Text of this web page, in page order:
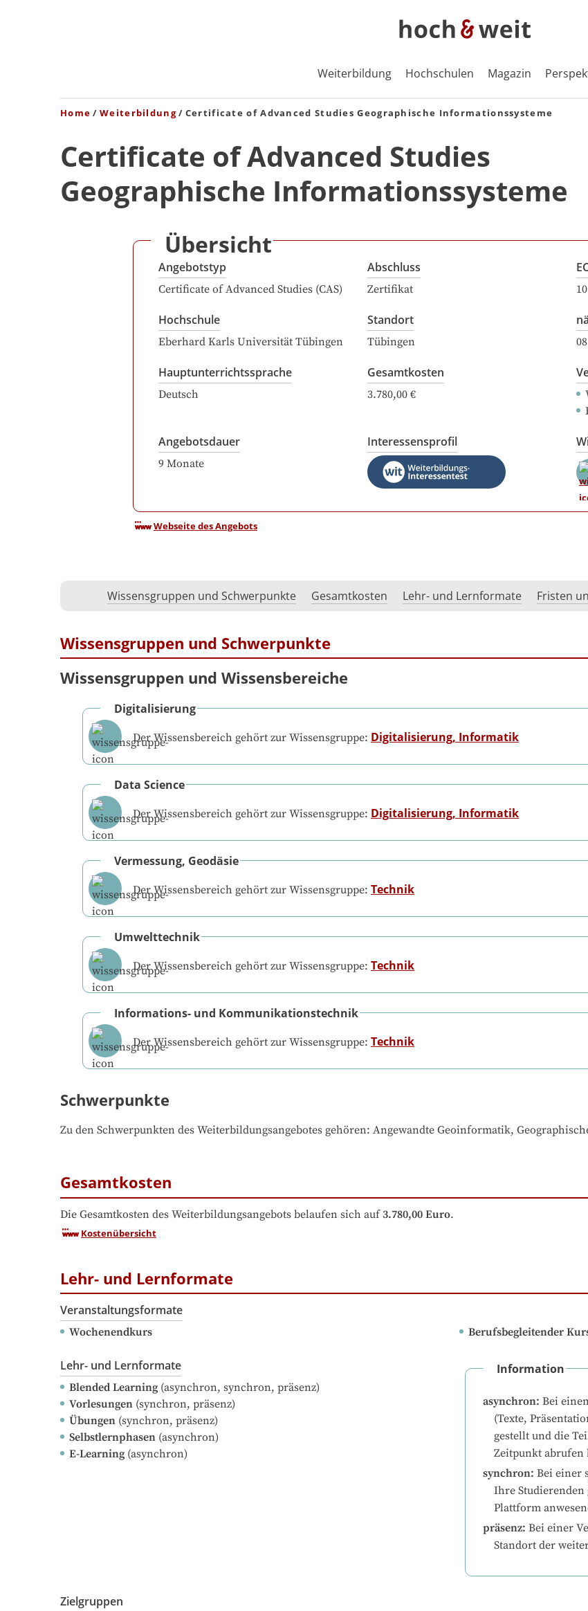
Weiterbildung Hochschulen Magazin
Home Weiterbildung Certificate of Advanced Studies Geographische Informationssysteme
Certificate of Advanced Studies
Geographische Informationssysteme
Übersicht
Angebotstyp
Certificate of Advanced Studies (CAS)
Abschluss
Zertifikat 10
Hochschule
Eberhard Karls Universität Tübingen
Standort
Tübingen
Hauptunterrichtssprache
Deutsch
Gesamtkosten
3.780,00 €
Angebotsdauer
9 Monate
Interessensprofil
Webseite des Angebots
Wissensgruppen und Schwerpunkte Gesamtkosten Lehr- und Lernformate Fristen
Wissensgruppen und Schwerpunkte
Wissensgruppen und Wissensbereiche
Digitalisierung
Der Wissensbereich gehört zur Wissensgruppe: Digitalisierung, Informatik
Data Science
Der Wissensbereich gehört zur Wissensgruppe: Digitalisierung, Informatik
Vermessung, Geodäsie
Der Wissensbereich gehört zur Wissensgruppe: Technik
Umwelttechnik
Der Wissensbereich gehört zur Wissensgruppe: Technik
Informations- und Kommunikationstechnik
Der Wissensbereich gehört zur Wissensgruppe: Technik
Schwerpunkte
Zu den Schwerpunkten des Weiterbildungsangebotes gehören: Angewandte Geoinformatik,
Gesamtkosten
Die Gesamtkosten des Weiterbildungsangebots belaufen sich auf 3.780,00 Euro.
Kostenübersicht
Lehr- und Lernformate
Veranstaltungsformate
Wochenendkurs Berufsbegleitender
Lehr- und Lernformate
Blended Learning(asynchron, synchron, präsenz)
Vorlesungen (synchron, präsenz)
Übungen (synchron, präsenz)
Selbstlernphasen (asynchron)
E-Learning(asynchron)
Information
asynchron: Bei
(Texte,
gestellt und die
Zeitpunkt abrufen
synchron: Bei einer
Ihre
Plattform
präsenz: Bei einer
Standort der
Zielgruppen